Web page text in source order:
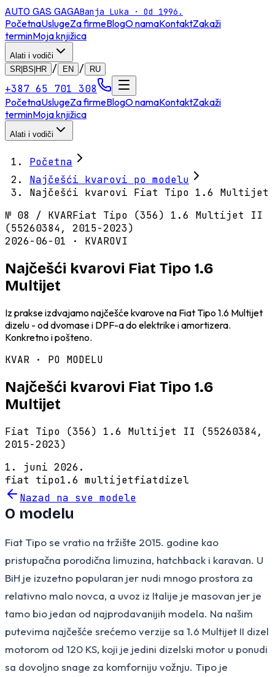
AUTO GAS GAGABanja Luka · Od 1996.
PočetnaUslugeZa firmeBlogO namaKontaktZakaži
terminMoja knjižica
Alati i vodiči
SR|BS|HR
/ EN / RU
+387 65 701 308
PočetnaUslugeZa firmeBlogO namaKontaktZakaži
terminMoja knjižica
Alati i vodiči
Početna
Najčešći kvarovi po modelu
Najčešći kvarovi Fiat Tipo 1.6 Multijet
№ 08 / KVARFiat Tipo (356) 1.6 Multijet II
(55260384, 2015-2023)
2026-06-01 · KVAROVI
Najčešći kvarovi Fiat Tipo 1.6
Multijet
Iz prakse izdvajamo najčešće kvarove na Fiat Tipo 1.6 Multijet
dizelu - od dvomase i DPF-a do elektrike i amortizera.
Konkretno i pošteno.
KVAR · PO MODELU
Najčešći kvarovi Fiat Tipo 1.6
Multijet
Fiat Tipo (356) 1.6 Multijet II (55260384,
2015-2023)
1. juni 2026.
fiat tipo1.6 multijetfiatdizel
Nazad na sve modele
O modelu
Fiat Tipo se vratio na tržište 2015. godine kao
pristupačna porodična limuzina, hatchback i karavan. U
BiH je izuzetno popularan jer nudi mnogo prostora za
relativno malo novca, a uvoz iz Italije je masovan jer je
tamo bio jedan od najprodavanijih modela. Na našim
putevima najčešće srećemo verzije sa 1.6 Multijet II dizel
motorom od 120 KS, koji je jedini dizelski motor u ponudi
sa dovoljno snage za komforniju vožnju. Tipo je